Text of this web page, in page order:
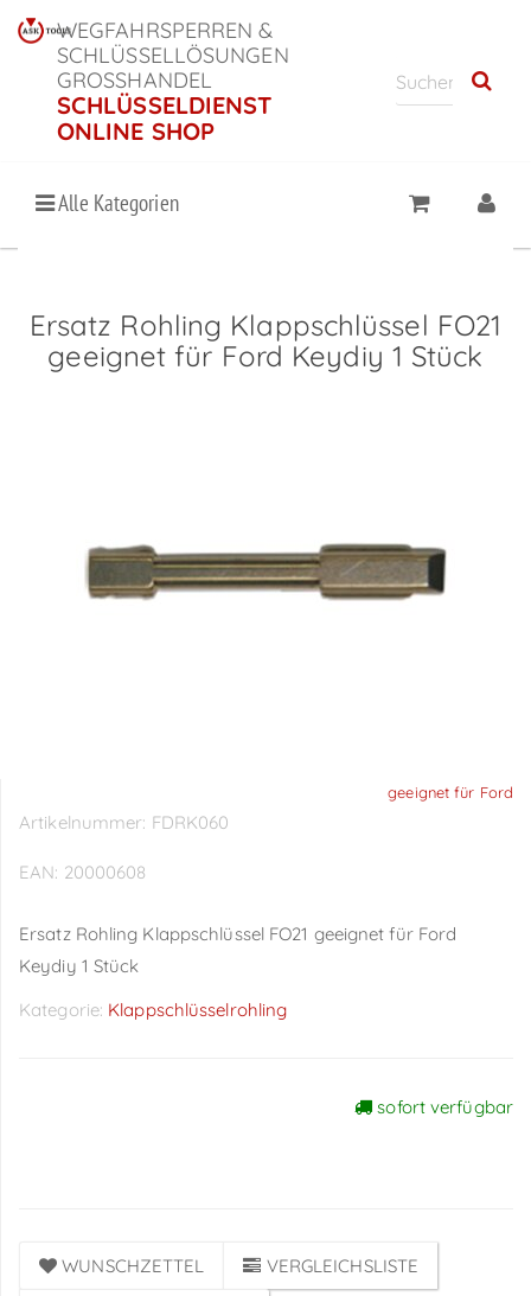
WEGFAHRSPERREN &
SCHLÜSSELLÖSUNGEN
GROSSHANDEL
SCHLÜSSELDIENST
ONLINE SHOP
Alle Kategorien
Ersatz Rohling Klappschlüssel FO21
geeignet für Ford Keydiy 1 Stück
geeignet für Ford
Artikelnummer: FDRK060
EAN: 20000608
Ersatz Rohling Klappschlüssel FO21 geeignet für Ford
Keydiy 1 Stück
Kategorie: Klappschlüsselrohling
sofort verfügbar
WUNSCHZETTEL VERGLEICHSLISTE